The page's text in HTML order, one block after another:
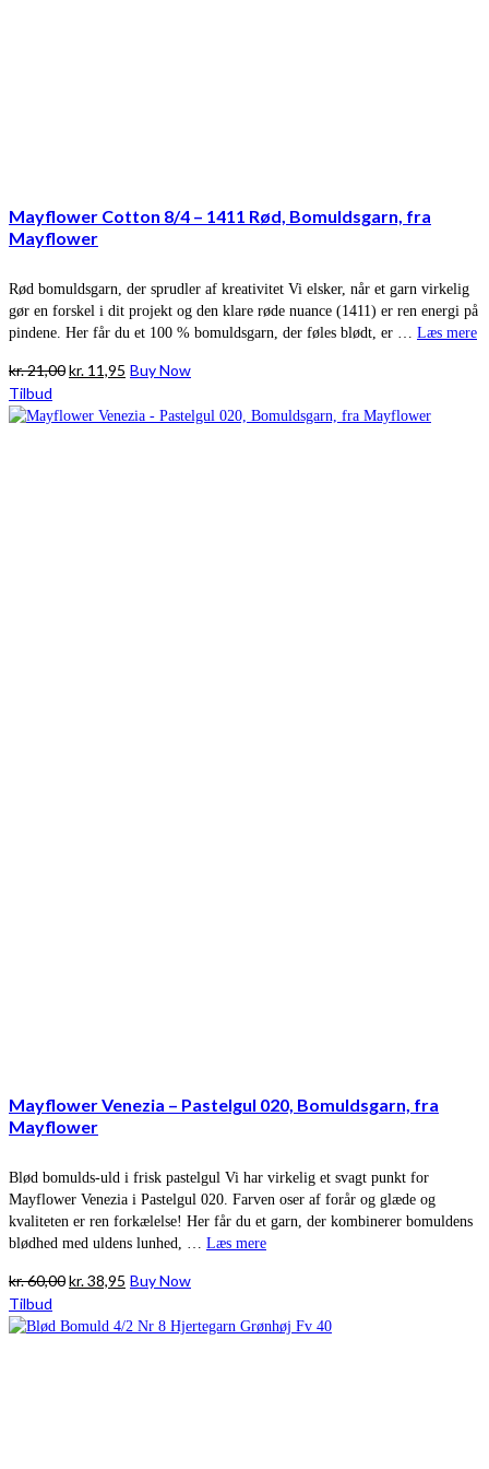
Mayflower Cotton 8/4 – 1411 Rød, Bomuldsgarn, fra
Mayflower
Rød bomuldsgarn, der sprudler af kreativitet Vi elsker, når et garn virkelig
gør en forskel i dit projekt og den klare røde nuance (1411) er ren energi på
pindene. Her får du et 100 % bomuldsgarn, der føles blødt, er … Læs mere
kr.21,00Den
pris
kr. 11,95 Den
pris
Buy Now
Tilbud
Mayflower Venezia – Pastelgul 020, Bomuldsgarn, fra
Mayflower
Blød bomulds-uld i frisk pastelgul Vi har virkelig et svagt punkt for
Mayflower Venezia i Pastelgul 020. Farven oser af forår og glæde og
kvaliteten er ren forkælelse! Her får du et garn, der kombinerer bomuldens
blødhed med uldens lunhed, … Læs mere
kr.60,00Den
pris
kr.38,95 Den
pris
Buy Now
Tilbud